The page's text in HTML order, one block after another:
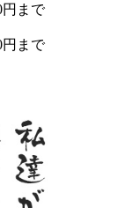
まで
まで